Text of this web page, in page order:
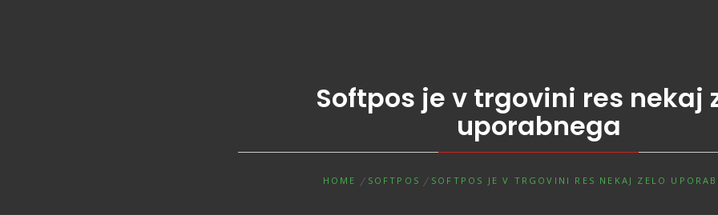
Softpos je v trgovini res nekaj
uporabnega
HOME SOFTPOS SOFTPOS JE V TRGOVINI RES NEKAJ ZELO